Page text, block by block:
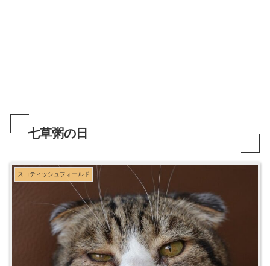
七草粥の日
スコティッシュフォールド